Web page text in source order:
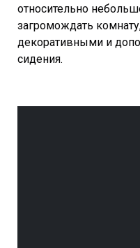
относительно
загромождать
декоративными и
сидения.